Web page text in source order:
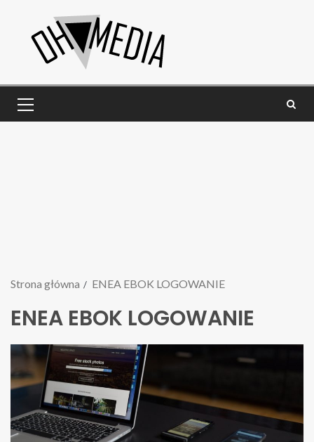
Strona główna ENEA EBOK LOGOWANIE
ENEA EBOK LOGOWANIE